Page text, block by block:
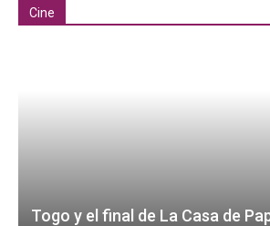
Cine
Togo y el final de La Casa de